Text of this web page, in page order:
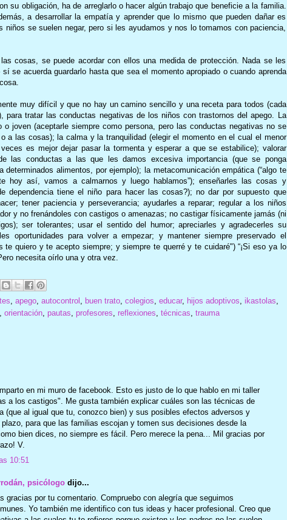
su obligación, ha de arreglarlo o hacer algún trabajo que beneficie a la familia.
a desarrollar la empatía y aprender que lo mismo que pueden dañar es
niños se suelen negar, pero si les ayudamos y nos lo tomamos con paciencia,
cosas, se puede acordar con ellos una medida de protección. Nada se les
se acuerda guardarlo hasta que sea el momento apropiado o cuando aprenda
muy difícil y que no hay un camino sencillo y una receta para todos (cada
para tratar las conductas negativas de los niños con trastornos del apego. La
o joven (aceptarle siempre como persona, pero las conductas negativas no se
a las cosas); la calma y la tranquilidad (elegir el momento en el cual el menor
es mejor dejar pasar la tormenta y esperar a que se estabilice); valorar
las conductas a las que les damos excesiva importancia (que se ponga
determinados alimentos, por ejemplo); la metacomunicación empática (“algo te
hoy así, vamos a calmarnos y luego hablamos”); enseñarles las cosas y
dependencia tiene el niño para hacer las cosas?); no dar por supuesto que
tener paciencia y perseverancia; ayudarles a reparar; regular a los niños
y no frenándoles con castigos o amenazas; no castigar físicamente jamás (ni
ser tolerantes; usar el sentido del humor; apreciarles y agradecerles su
oportunidades para volver a empezar; y mantener siempre preservado el
te quiero y te acepto siempre; y siempre te querré y te cuidaré") “¡Si eso ya lo
necesita oírlo una y otra vez.
apego, autocontrol buen trato, colegios educar, hijos adoptivos ikastolas
orientación, pautas profesores reflexiones técnicas trauma
en mi muro de facebook. Esto es justo de lo que hablo en mi taller
a los castigos". Me gusta también explicar cuáles son las técnicas de
(que al igual que tu, conozco bien) y sus posibles efectos adversos y
para que las familias escojan y tomen sus decisiones desde la
bien dices, no siempre es fácil. Pero merece la pena... Mil gracias por
V.
10:51
psicólogodijo...
gracias por tu comentario. Compruebo con alegría que seguimos
Yo también me identifico con tus ideas y hacer profesional. Creo que